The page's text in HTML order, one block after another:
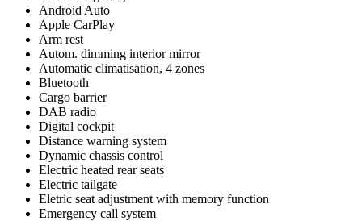
Android Auto
Apple CarPlay
Arm rest
Autom. dimming interior mirror
Automatic climatisation, 4 zones
Bluetooth
Cargo barrier
DAB radio
Digital cockpit
Distance warning system
Dynamic chassis control
Electric heated rear seats
Electric tailgate
Eletric seat adjustment with memory function
Emergency call system